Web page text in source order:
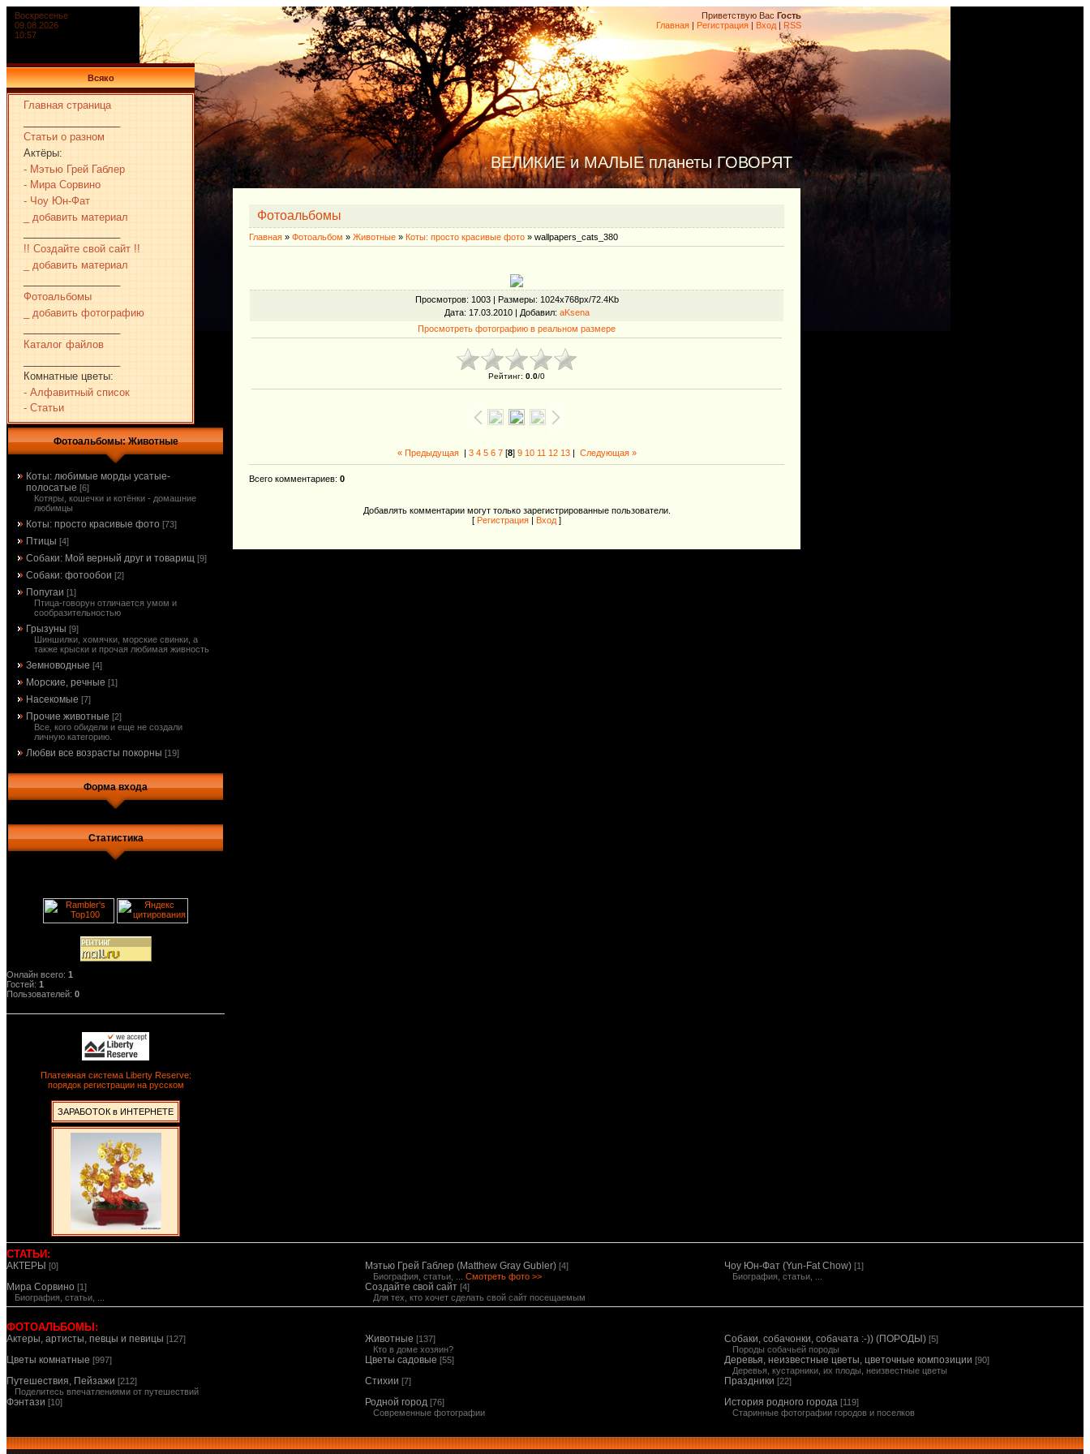
Воскресенье
09.08.2026
10:57
Приветствую Вас Гость
Главная | Регистрация | Вход | RSS
Всяко
Главная страница
Статьи о разном
Актёры:
- Мэтью Грей Габлер
- Мира Сорвино
- Чоу Юн-Фат
_ добавить материал
!! Создайте свой сайт !!
_ добавить материал
Фотоальбомы
_ добавить фотографию
Каталог файлов
Комнатные цветы:
- Алфавитный список
- Статьи
Фотоальбомы: Животные
Коты: любимые морды усатые-
полосатые [6]
Котяры, кошечки и котёнки - домашние
любимцы
Коты: просто красивые фото [73]
Птицы [4]
Собаки: Мой верный друг и товарищ [9]
Собаки: фотообои [2]
Попугаи [1]
Птица-говорун отличается умом и
сообразительностью
Грызуны [9]
Шиншилки, хомячки, морские свинки, а
также крыски и прочая любимая живность
Земноводные [4]
Морские, речные [1]
Насекомые [7]
Прочие животные [2]
Все, кого обидели и еще не создали
личную категорию.
Любви все возрасты покорны [19]
Форма входа
Статистика
Онлайн всего: 1
Гостей: 1
Пользователей: 0
Платежная система Liberty Reserve:
порядок регистрации на русском
ЗАРАБОТОК в ИНТЕРНЕТЕ
ВЕЛИКИЕ и МАЛЫЕ планеты ГОВОРЯТ
Фотоальбомы
Главная » Фотоальбом » Животные » Коты: просто красивые фото » wallpapers_cats_380
Просмотров: 1003 | Размеры: 1024x768px/72.4Kb
Дата: 17.03.2010 | Добавил: aKsena
Просмотреть фотографию в реальном размере
Рейтинг: 0.0/0
« Предыдущая| 3 4 5 6 7[8] 9 10 11 12 13| Следующая »
Всего комментариев: 0
Добавлять комментарии могут только зарегистрированные пользователи.
[ Регистрация Вход ]
СТАТЬИ:
АКТЕРЫ [0] Мэтью Грей Габлер (Matthew Gray Gubler) [4]
Биография, статьи, ... Смотреть фото >>
Чоу Юн-Фат (Yun-Fat Chow) [1]
Биография, статьи, ...
Мира Сорвино [1]
Биография, статьи, ...
Создайте свой сайт [4]
Для тех, кто хочет сделать свой сайт посещаемым
ФОТОАЛЬБОМЫ:
Актеры, артисты, певцы и певицы [127] Животные [137]
Кто в доме хозяин?
Собаки, собачонки, собачата :-)) (ПОРОДЫ) [5]
Породы собачьей породы
Цветы комнатные [997] Цветы садовые [55] Деревья, неизвестные цветы, цветочные композиции [90]
Деревья, кустарники, их плоды, неизвестные цветы
Путешествия, Пейзажи [212]
Поделитесь впечатлениями от путешествий
Стихии [7] Праздники [22]
Фэнтази [10] Родной город [76]
Современные фотографии
История родного города [119]
Старинные фотографии городов и поселков